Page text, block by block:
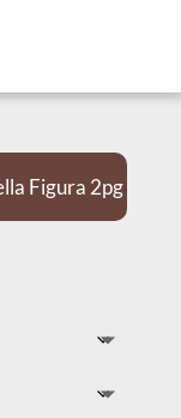
Figura 2pg